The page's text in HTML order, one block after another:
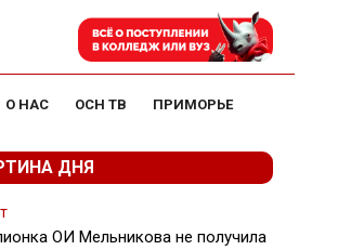
О НАС ОСН ТВ ПРИМОРЬЕ
ДНЯ
ОИ Мельникова не получила